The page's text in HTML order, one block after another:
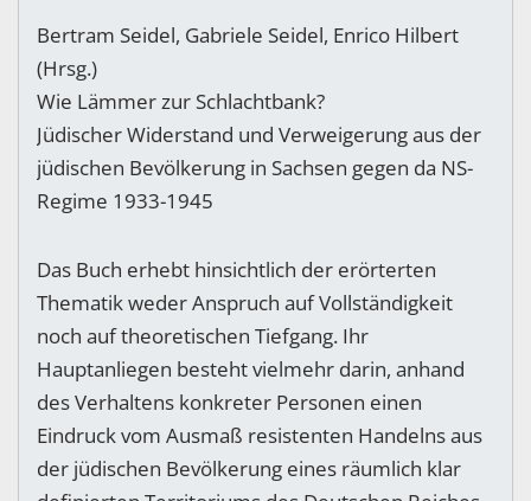
Bertram Seidel, Gabriele Seidel, Enrico Hilbert
(Hrsg.)
Wie Lämmer zur Schlachtbank?
Jüdischer Widerstand und Verweigerung aus der
jüdischen Bevölkerung in Sachsen gegen da NS-
Regime 1933-1945
Das Buch erhebt hinsichtlich der erörterten
Thematik weder Anspruch auf Vollständigkeit
noch auf theoretischen Tiefgang. Ihr
Hauptanliegen besteht vielmehr darin, anhand
des Verhaltens konkreter Personen einen
Eindruck vom Ausmaß resistenten Handelns aus
der jüdischen Bevölkerung eines räumlich klar